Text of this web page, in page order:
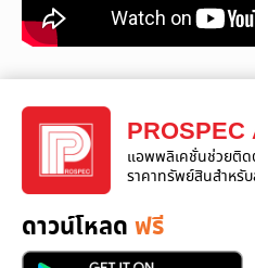
แอพพลิเคชั่นช่วยติด
ราคาทรัพย์สินสำหรับ
ดาวน์โหลด ฟรี